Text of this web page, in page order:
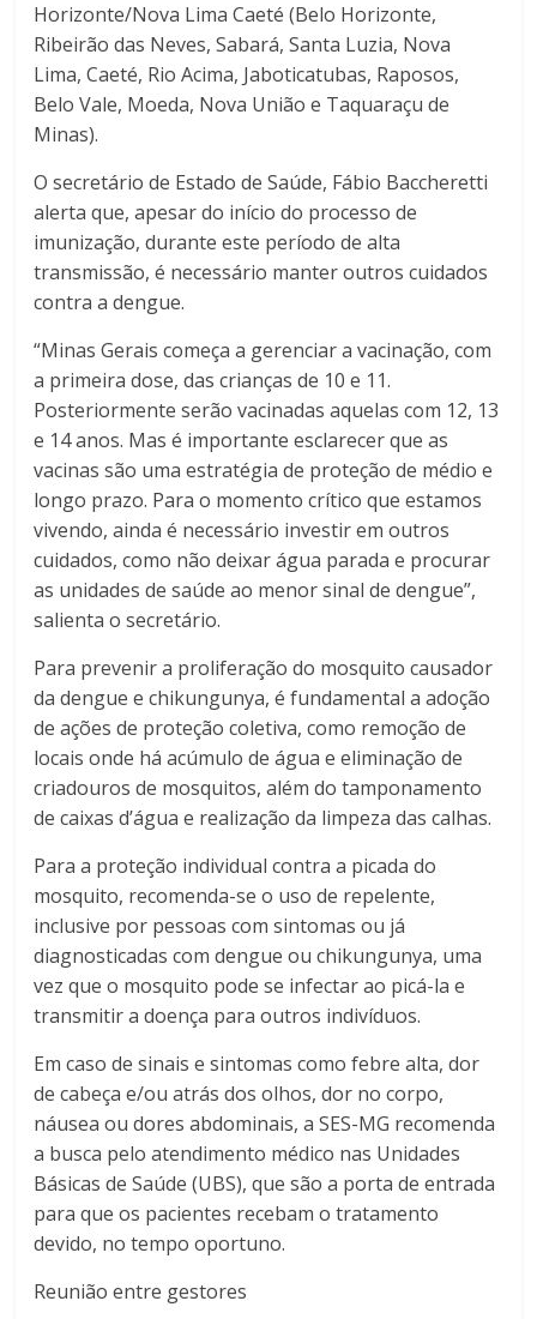
Horizonte/Nova Lima Caeté (Belo Horizonte,
Ribeirão das Neves, Sabará, Santa Luzia, Nova
Lima, Caeté, Rio Acima, Jaboticatubas, Raposos,
Belo Vale, Moeda, Nova União e Taquaraçu de
Minas).
O secretário de Estado de Saúde, Fábio Baccheretti
alerta que, apesar do início do processo de
imunização, durante este período de alta
transmissão, é necessário manter outros cuidados
contra a dengue.
“Minas Gerais começa a gerenciar a vacinação, com
a primeira dose, das crianças de 10 e 11.
Posteriormente serão vacinadas aquelas com 12, 13
e 14 anos. Mas é importante esclarecer que as
vacinas são uma estratégia de proteção de médio e
longo prazo. Para o momento crítico que estamos
vivendo, ainda é necessário investir em outros
cuidados, como não deixar água parada e procurar
as unidades de saúde ao menor sinal de dengue”,
salienta o secretário.
Para prevenir a proliferação do mosquito causador
da dengue e chikungunya, é fundamental a adoção
de ações de proteção coletiva, como remoção de
locais onde há acúmulo de água e eliminação de
criadouros de mosquitos, além do tamponamento
de caixas d’água e realização da limpeza das calhas.
Para a proteção individual contra a picada do
mosquito, recomenda-se o uso de repelente,
inclusive por pessoas com sintomas ou já
diagnosticadas com dengue ou chikungunya, uma
vez que o mosquito pode se infectar ao picá-la e
transmitir a doença para outros indivíduos.
Em caso de sinais e sintomas como febre alta, dor
de cabeça e/ou atrás dos olhos, dor no corpo,
náusea ou dores abdominais, a SES-MG recomenda
a busca pelo atendimento médico nas Unidades
Básicas de Saúde (UBS), que são a porta de entrada
para que os pacientes recebam o tratamento
devido, no tempo oportuno.
Reunião entre gestores